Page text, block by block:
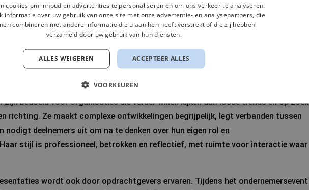
en evenementen
zijn bedoeld voor organisaties die verder willen kijken dan losse trends en op zoek
richting. Ze maakt complexe ontwikkelingen begrijpelijk, legt verbanden tussen
nodigt deelnemers uit om na te denken over hun eigen rol en
stijl is professioneel, betrokken en reflectief, met ruimte voor interactie waar
wordt ook door opdrachtgevers ervaren. Tijdens het ondernemersevent
cookies om inhoud en advertenties te personaliseren en om ons verkeer te analyseren.
informatie over uw gebruik van onze site met onze advertentie- en analysepartners, die
combineren met andere informatie die u aan hen heeft verstrekt of die zij hebben
verzameld door uw gebruik van hun diensten.
ACCEPTEER ALLES
ALLES WEIGEREN
VOORKEUREN